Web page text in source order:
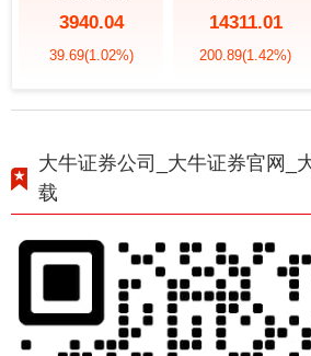
3940.04
39.69(1.02%)
14311.01
200.89(1.42%)
大牛证券公司_大牛证券官网_
载